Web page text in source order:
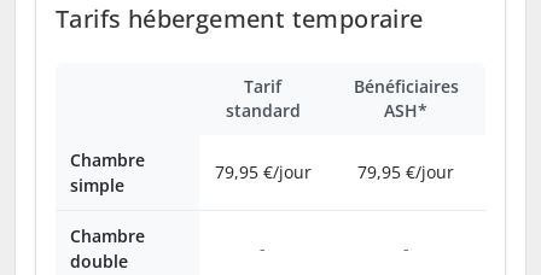
Tarifs hébergement temporaire
Tarif
standard
Bénéficiaires
ASH*
Chambre
simple
79,95 €/jour 79,95 €/jour
Chambre
double
- -